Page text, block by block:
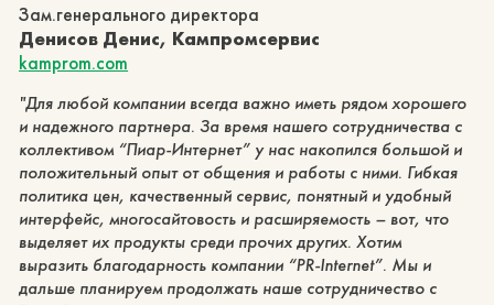
Зам.генерального директора
Денисов Денис, Кампромсервис
kamprom.com
Для любой компании всегда важно иметь рядом хорошего
и надежного партнера. За время нашего сотрудничества с
коллективом “Пиар-Интернет” у нас накопился большой и
положительный опыт от общения и работы с ними. Гибкая
политика цен, качественный сервис, понятный и удобный
интерфейс, многосайтовость и расширяемость – вот, что
выделяет их продукты среди прочих других. Хотим
выразить благодарность компании “PR-Internet”. Мы и
дальше планируем продолжать наше сотрудничество с